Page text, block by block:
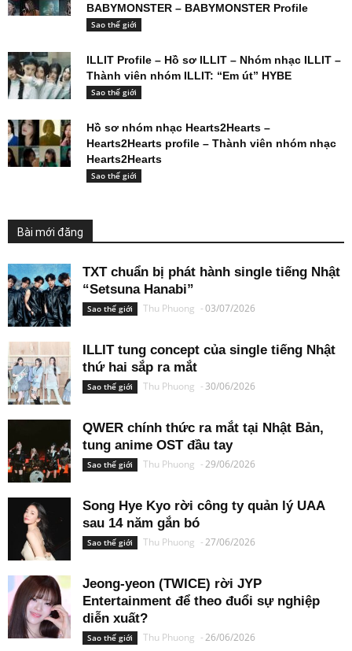
BABYMONSTER – BABYMONSTER Profile
Sao thế giới
ILLIT Profile – Hồ sơ ILLIT – Nhóm nhạc ILLIT –
Thành viên nhóm ILLIT: “Em út” HYBE
Sao thế giới
Hồ sơ nhóm nhạc Hearts2Hearts –
Hearts2Hearts profile – Thành viên nhóm nhạc
Hearts2Hearts
Sao thế giới
Bài mới đăng
TXT chuẩn bị phát hành single tiếng Nhật
“Setsuna Hanabi”
Sao thế giới Thu Phuong -03/07/2026
ILLIT tung concept của single tiếng Nhật
thứ hai sắp ra mắt
Sao thế giới Thu Phuong - 30/06/2026
QWER chính thức ra mắt tại Nhật Bản,
tung anime OST đầu tay
Sao thế giới Thu Phuong -29/06/2026
Song Hye Kyo rời công ty quản lý UAA
sau 14 năm gắn bó
Sao thế giới Thu Phuong -27/06/2026
Jeong-yeon (TWICE) rời JYP
Entertainment để theo đuổi sự nghiệp
diễn xuất?
Sao thế giới Thu Phuong -26/06/2026